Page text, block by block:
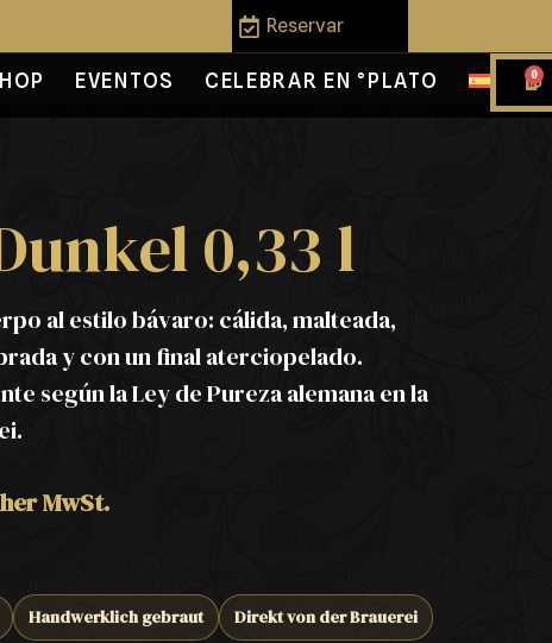
Reservar
EVENTOS CELEBRAR EN °PLATO 0
0,33 l
al estilo bávaro: cálida, malteada,
y con un final aterciopelado.
según la Ley de Pureza alemana en la
MwSt.
Handwerklich gebraut Direkt von der Brauerei